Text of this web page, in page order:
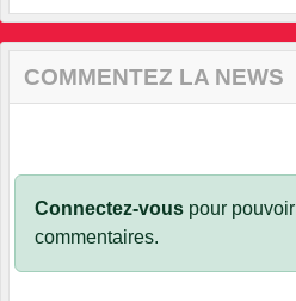
COMMENTEZ LA NEWS
Connectez-vous pour
commentaires.